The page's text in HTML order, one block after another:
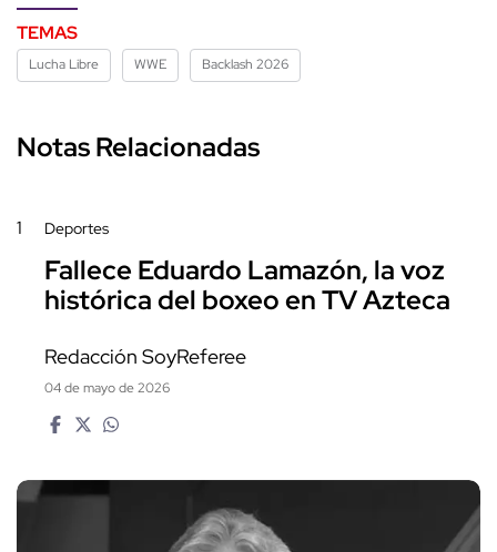
TEMAS
Lucha Libre WWE Backlash 2026
Notas Relacionadas
1 Deportes
Fallece Eduardo Lamazón, la voz
histórica del boxeo en TV Azteca
Redacción SoyReferee
04 de mayo de 2026